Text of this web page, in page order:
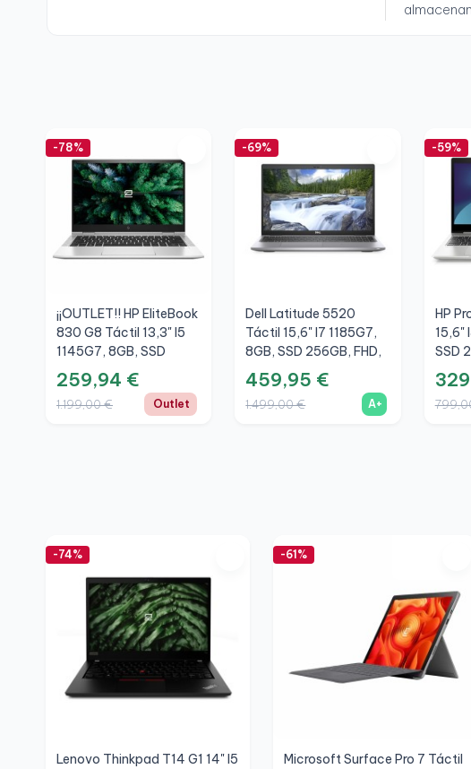
-78%
¡¡OUTLET!! HP EliteBook
830 G8 Táctil 13,3" I5
1145G7, 8GB, SSD
256GB, FHD
259,94 €
1.199,00 € Outlet
-69%
Dell Latitude 5520
Táctil 15,6" I7 1185G7,
8GB, SSD 256GB, FHD,
A+
459,95 €
1.499,00 € A+
-59%
HP
15,6"
SSD
-74%
Lenovo Thinkpad T14 G1 14" I5
-61%
Microsoft Surface Pro 7 Táctil